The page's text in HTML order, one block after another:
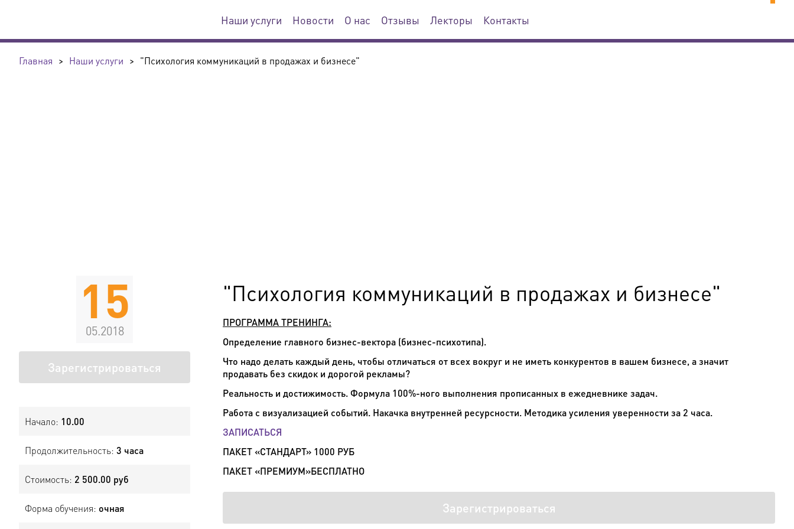
Наши услуги Новости О нас Отзывы Лекторы Контакты
Главная > Наши услуги > "Психология коммуникаций в продажах и бизнесе"
15
05.2018
Зарегистрироваться
Начало: 10.00
Продолжительность: 3 часа
Стоимость: 2 500.00 руб
Форма обучения: очная
"Психология коммуникаций в продажах и бизнесе"
ПРОГРАММА ТРЕНИНГА:
Определение главного бизнес-вектора (бизнес-психотипа).
Что надо делать каждый день, чтобы отличаться от всех вокруг и не иметь конкурентов в вашем бизнесе, а значит
продавать без скидок и дорогой рекламы?
Реальность и достижимость. Формула 100%-ного выполнения прописанных в ежедневнике задач.
Работа с визуализацией событий. Накачка внутренней ресурсности. Методика усиления уверенности за 2 часа.
ЗАПИСАТЬСЯ
ПАКЕТ «СТАНДАРТ» 1000 РУБ
ПАКЕТ «ПРЕМИУМ»БЕСПЛАТНО
Зарегистрироваться